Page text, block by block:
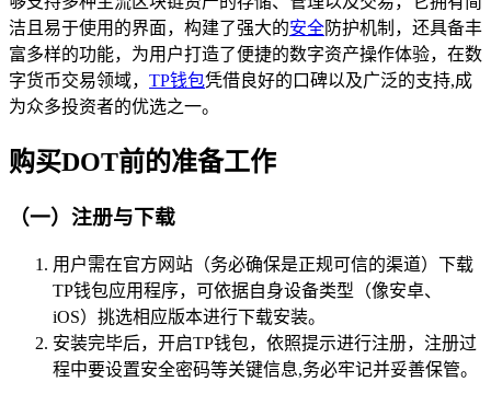
洁且易于使用的界面，构建了强大的安全防护机制，还具备丰
富多样的功能，为用户打造了便捷的数字资产操作体验，在数
字货币交易领域， TP钱包凭借良好的口碑以及广泛的支持,成
为众多投资者的优选之一。
购买DOT前的准备工作
（一）注册与下载
用户需在官方网站（务必确保是正规可信的渠道）下载
TP钱包应用程序，可依据自身设备类型（像安卓、
iOS）挑选相应版本进行下载安装。
安装完毕后，开启TP钱包，依照提示进行注册，注册过
程中要设置安全密码等关键信息,务必牢记并妥善保管。